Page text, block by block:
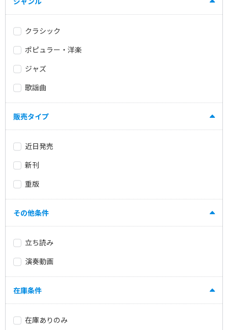
クラシック
ポピュラー・洋楽
ジャズ
歌謡曲
販売タイプ
近日発売
新刊
重版
その他条件
立ち読み
演奏動画
在庫条件
在庫ありのみ